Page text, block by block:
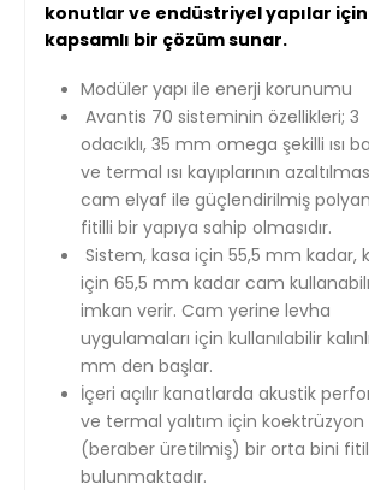
konutlar ve endüstriyel yapılar için
kapsamlı bir çözüm sunar.
Modüler yapı ile enerji korunumu
Avantis 70 sisteminin özellikleri; 3
odacıklı, 35 mm omega şekilli ısı
ve termal ısı kayıplarının
cam elyaf ile güçlendirilmiş
fitilli bir yapıya sahip olmasıdır.
Sistem, kasa için 55,5 mm kadar,
için 65,5 mm kadar cam
imkan verir. Cam yerine levha
uygulamaları için kullanılabilir
mm den başlar.
İçeri açılır kanatlarda akustik
ve termal yalıtım için koektrüzyon
(beraber üretilmiş) bir orta bini
bulunmaktadır.